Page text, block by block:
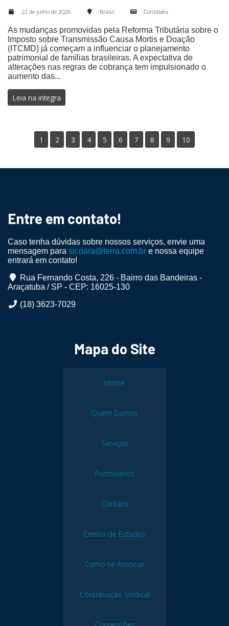
22 de julho de 2026 Brasil Contábeis
As mudanças promovidas pela Reforma Tributária sobre o
Imposto sobre Transmissão Causa Mortis e Doação
(ITCMD) já começam a influenciar o planejamento
patrimonial de famílias brasileiras. A expectativa de
alterações nas regras de cobrança tem impulsionado o
aumento das...
Leia na integra
1 2 3 4 5 6 7 8 9 10
Entre em contato!
Caso tenha dúvidas sobre nossos serviços, envie uma
mensagem para sicoara@terra.com.br e nossa equipe
entrará em contato!
Rua Fernando Costa, 226 - Bairro das Bandeiras -
Araçatuba / SP - CEP: 16025-130
(18) 3623-7029
Mapa do Site
Home
Quem Somos
Serviços
Formulários
Contato
Centro de Estudos
Como se Associar
Contribuição Sindical